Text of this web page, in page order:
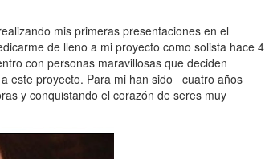
mis primeras presentaciones en el
de lleno a mi proyecto como solista hace 4
con personas maravillosas que deciden
este proyecto. Para mi han sido cuatro años
y conquistando el corazón de seres muy